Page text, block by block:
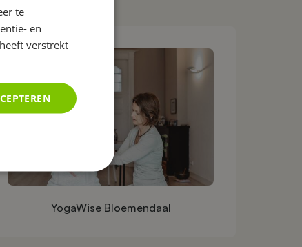
YogaWise Bloemendaal
te
en
verstrekt